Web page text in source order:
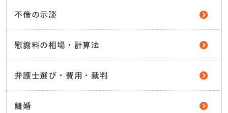
不倫の示談
慰謝料の相場・計算法
弁護士選び・費用・裁判
離婚